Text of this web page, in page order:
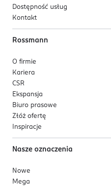
Dostępność usług
Kontakt
Rossmann
O firmie
Kariera
CSR
Ekspansja
Biuro prasowe
Złóż ofertę
Inspiracje
Nasze oznaczenia
Nowe
Mega